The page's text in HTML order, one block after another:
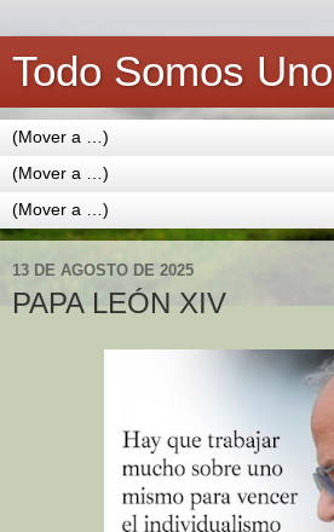
Todo Somos Uno
13 DE AGOSTO DE 2025
PAPA LEÓN XIV